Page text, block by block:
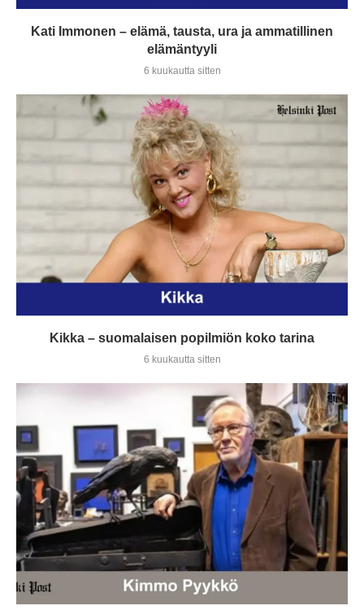
Kati Immonen – elämä, tausta, ura ja ammatillinen
elämäntyyli
6 kuukautta sitten
Kikka – suomalaisen popilmiön koko tarina
6 kuukautta sitten